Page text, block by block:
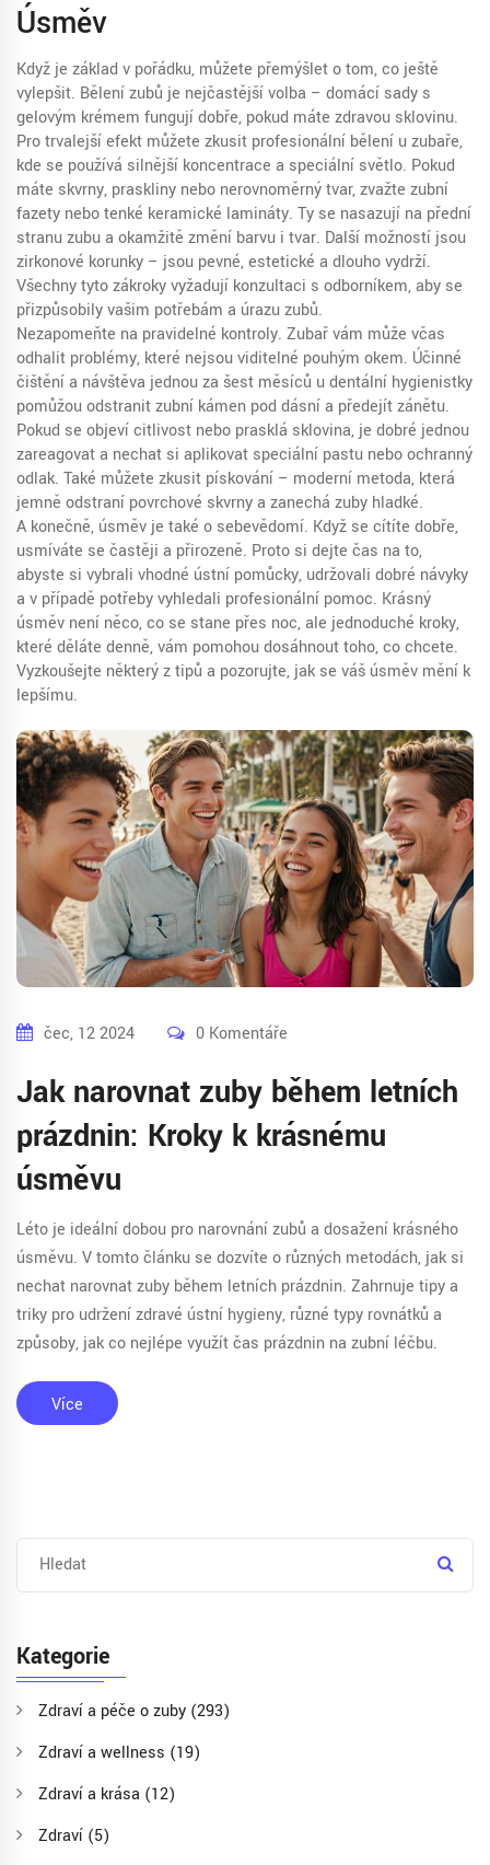
Úsměv
Když je základ v pořádku, můžete přemýšlet o tom, co ještě
vylepšit. Bělení zubů je nejčastější volba – domácí sady s
gelovým krémem fungují dobře, pokud máte zdravou sklovinu.
Pro trvalejší efekt můžete zkusit profesionální bělení u zubaře,
kde se používá silnější koncentrace a speciální světlo. Pokud
máte skvrny, praskliny nebo nerovnoměrný tvar, zvažte zubní
fazety nebo tenké keramické lamináty. Ty se nasazují na přední
stranu zubu a okamžitě změní barvu i tvar. Další možností jsou
zirkonové korunky – jsou pevné, estetické a dlouho vydrží.
Všechny tyto zákroky vyžadují konzultaci s odborníkem, aby se
přizpůsobily vašim potřebám a úrazu zubů.
Nezapomeňte na pravidelné kontroly. Zubař vám může včas
odhalit problémy, které nejsou viditelné pouhým okem. Účinné
čištění a návštěva jednou za šest měsíců u dentální hygienistky
pomůžou odstranit zubní kámen pod dásní a předejít zánětu.
Pokud se objeví citlivost nebo prasklá sklovina, je dobré jednou
zareagovat a nechat si aplikovat speciální pastu nebo ochranný
odlak. Také můžete zkusit pískování – moderní metoda, která
jemně odstraní povrchové skvrny a zanechá zuby hladké.
A konečně, úsměv je také o sebevědomí. Když se cítíte dobře,
usmíváte se častěji a přirozeně. Proto si dejte čas na to,
abyste si vybrali vhodné ústní pomůcky, udržovali dobré návyky
a v případě potřeby vyhledali profesionální pomoc. Krásný
úsměv není něco, co se stane přes noc, ale jednoduché kroky,
které děláte denně, vám pomohou dosáhnout toho, co chcete.
Vyzkoušejte některý z tipů a pozorujte, jak se váš úsměv mění k
lepšímu.
čec, 12 2024 0 Komentáře
Jak narovnat zuby během letních
prázdnin: Kroky k krásnému
úsměvu
Léto je ideální dobou pro narovnání zubů a dosažení krásného
úsměvu. V tomto článku se dozvíte o různých metodách, jak si
nechat narovnat zuby během letních prázdnin. Zahrnuje tipy a
triky pro udržení zdravé ústní hygieny, různé typy rovnátků a
způsoby, jak co nejlépe využít čas prázdnin na zubní léčbu.
Více
Kategorie
Zdraví a péče o zuby (293)
Zdraví a wellness (19)
Zdraví a krása (12)
Zdraví (5)